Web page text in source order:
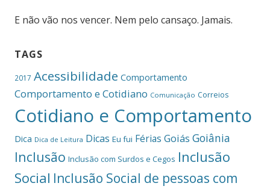
E não vão nos vencer. Nem pelo cansaço. Jamais.
TAGS
2017 Acessibilidade Comportamento
Comportamento e Cotidiano Comunicação Correios
Cotidiano e Comportamento
Dica Dica de Leitura Dicas Eu fui Férias Goiás Goiânia
Inclusão Inclusão com Surdos e Cegos Inclusão
Social Inclusão Social de pessoas com